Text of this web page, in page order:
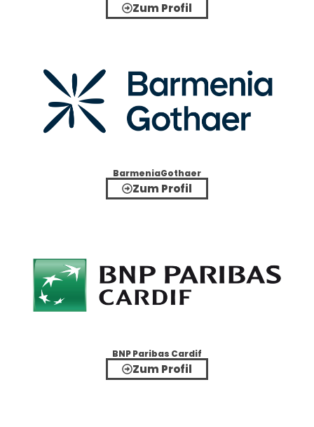
Zum Profil
BarmeniaGothaer
Zum Profil
BNP Paribas Cardif
Zum Profil